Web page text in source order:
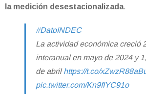
la medición desestacionalizada.
#DatoINDEC
La actividad económica creció
interanual en mayo de 2024 y
de abrilhttps://t.co/
pic.twitter.com/Kn9fIYC91o